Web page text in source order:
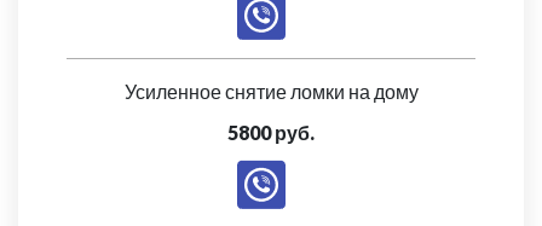
Усиленное снятие ломки на дому
5800 руб.